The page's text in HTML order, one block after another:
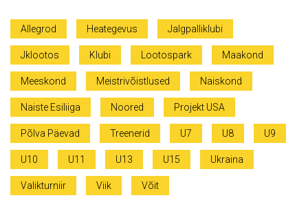
Allegrod Heategevus Jalgpalliklubi
Jklootos Klubi Lootospark Maakond
Meeskond Meistrivõistlused Naiskond
Naiste Esiliiga Noored Projekt USA
Põlva Päevad Treenerid U7 U8 U9
U10 U11 U13 U15 Ukraina
Valikturniir Viik Võit